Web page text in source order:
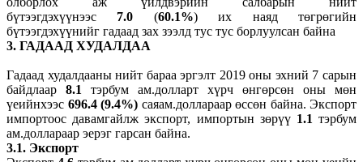
бүтээгдэхүүнээс 7.0 (60.1%) их наяд төгрөгийн
бүтээгдэхүүнийг гадаад зах зээлд тус тус борлуулсан байна
3. ГАДААД ХУДАЛДАА
Гадаад худалдааны нийт бараа эргэлт 2019 оны эхний 7 сарын
байдлаар 8.1 тэрбум ам.долларт хүрч өнгөрсөн оны мөн
үеийнхээс 696.4 (9.4%) саяам.доллараар өссөн байна. Экспорт
импортоос давамгайлж экспорт, импортын зөрүү 1.1тэрбум
ам.доллараар эерэг гарсан байна.
3.1. Экспорт